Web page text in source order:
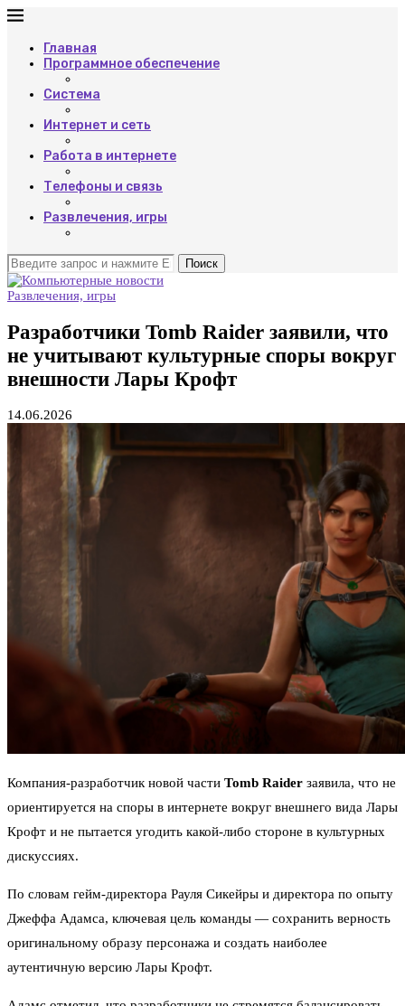
Главная
Программное обеспечение
Система
Интернет и сеть
Работа в интернете
Телефоны и связь
Развлечения, игры
Поиск
Развлечения, игры
Разработчики Tomb Raider заявили, что
не учитывают культурные споры вокруг
внешности Лары Крофт
14.06.2026
Компания-разработчик новой части Tomb Raider заявила, что не
ориентируется на споры в интернете вокруг внешнего вида Лары
Крофт и не пытается угодить какой-либо стороне в культурных
дискуссиях.
По словам гейм-директора Рауля Сикейры и директора по опыту
Джеффа Адамса, ключевая цель команды — сохранить верность
оригинальному образу персонажа и создать наиболее
аутентичную версию Лары Крофт.